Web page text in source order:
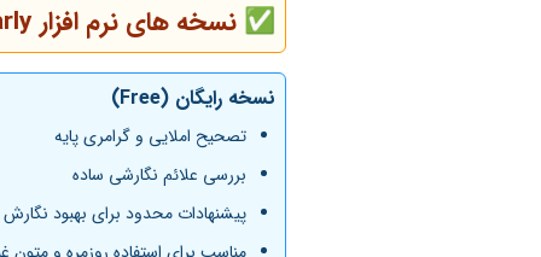
✅ نسخه های نرم افزار
نسخه رایگان (Free)
تصحیح املایی و گرامری پایه
بررسی علائم نگارشی ساده
پیشنهادات محدود برای بهبود نگارش